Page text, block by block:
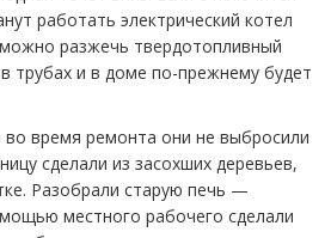
работать электрический котел
разжечь твердотопливный
трубах и в доме по-прежнему будет
время ремонта они не выбросили
сделали из засохших деревьев,
Разобрали старую печь —
местного рабочего сделали